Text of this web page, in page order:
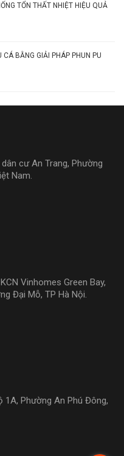
TỔN THẤT NHIỆT HIỆU QUẢ
BẰNG GIẢI PHÁP PHUN PU
cư An Trang, Phường
Nam.
Vinhomes Green Bay,
Đại Mỗ, TP Hà Nội.
1A, Phường An Phú Đông,